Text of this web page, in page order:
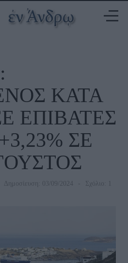
ΚΑΤΑ
ΕΠΙΒΑΤΕΣ
ΣΕ
Δημοσίευση: 03/09/2024 Σχόλιο: 1